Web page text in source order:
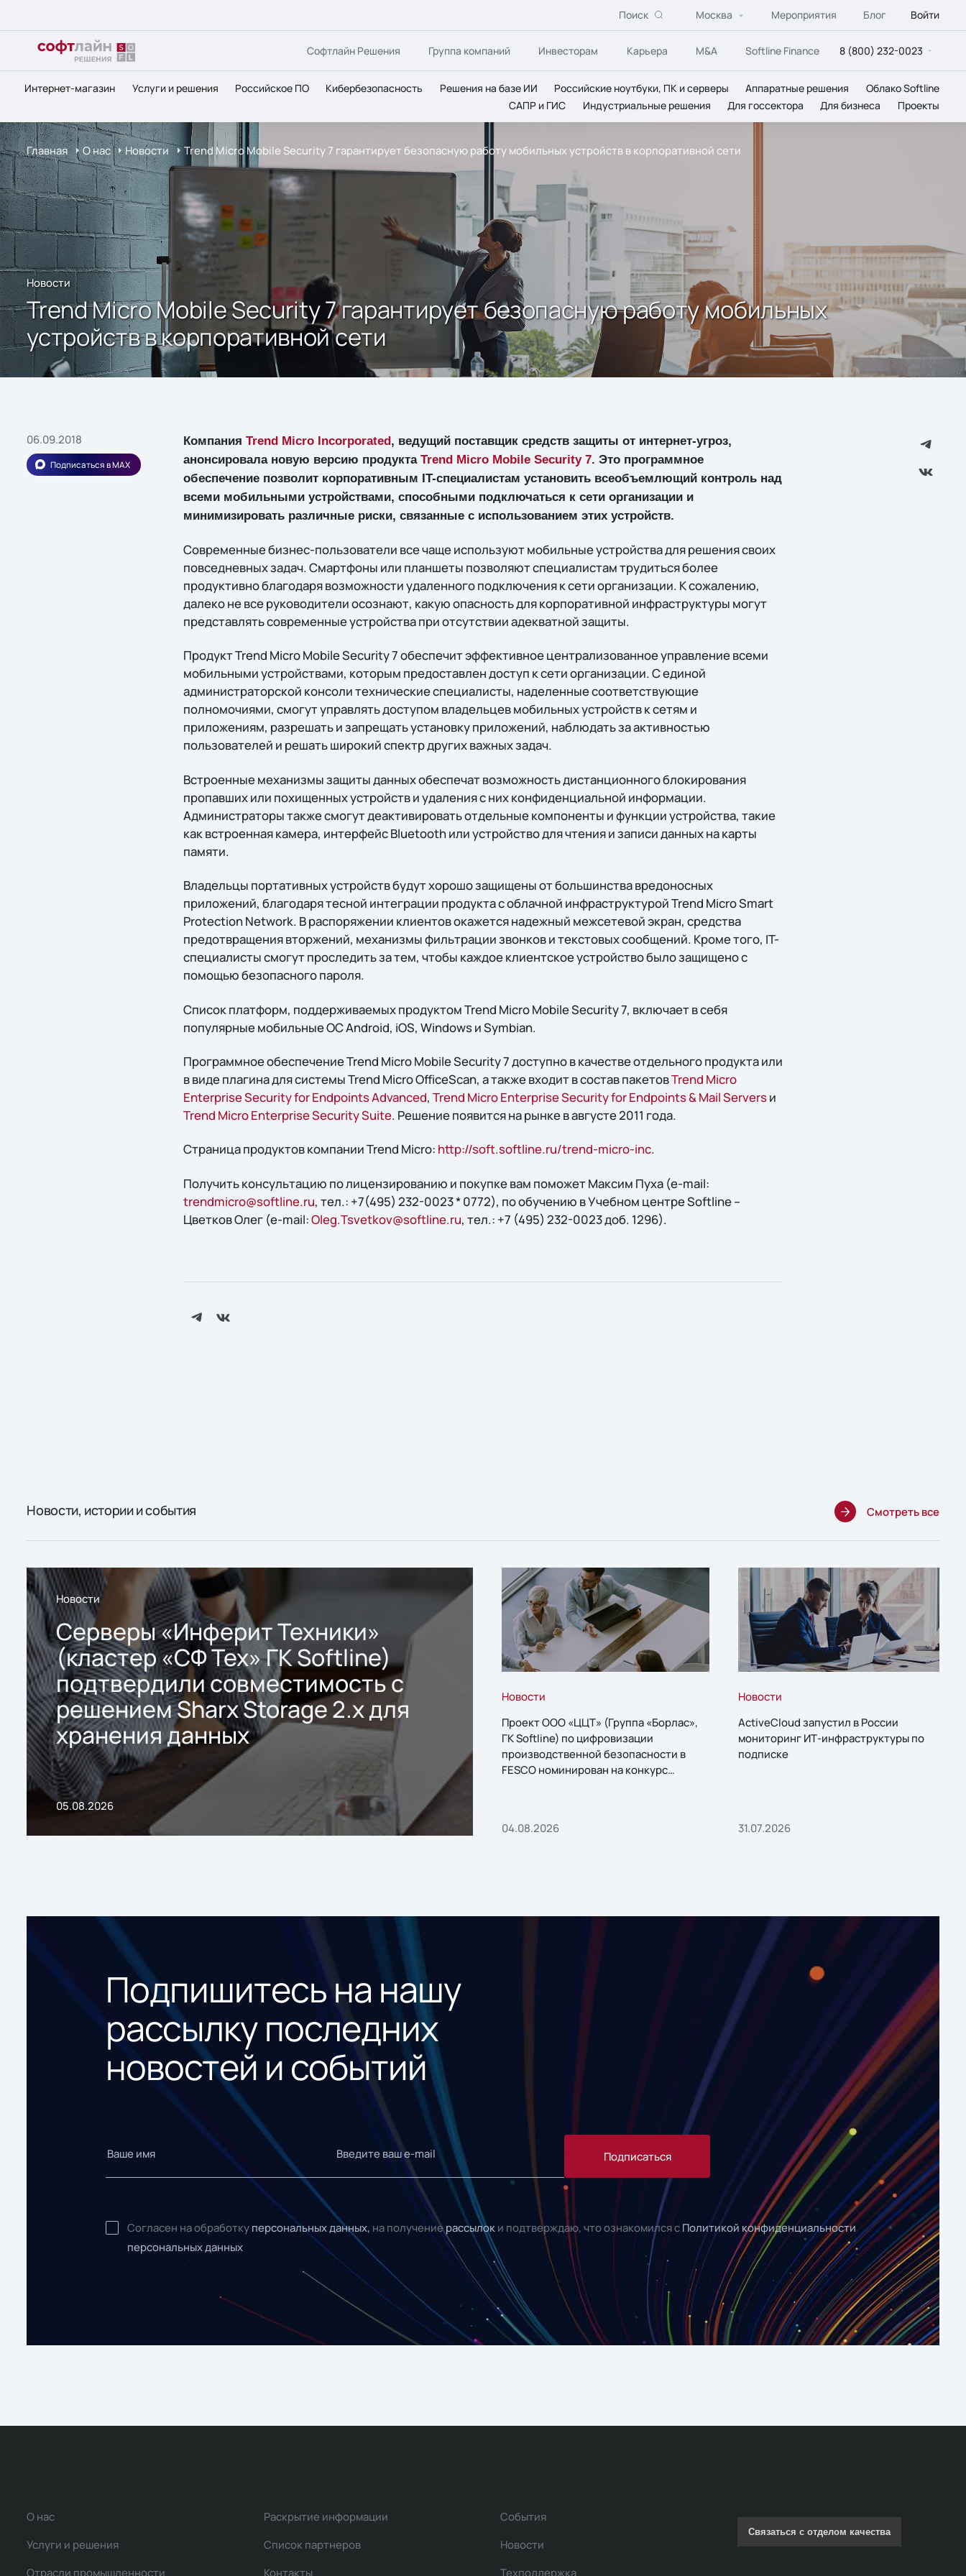
Поиск Москва Мероприятия Блог Войти
Софтлайн Решения Группа компаний Инвесторам Карьера M&A Softline Finance 8 (800) 232-0023
Интернет-магазин Услуги и решения Российское ПО Кибербезопасность Решения на базе ИИ Российские ноутбуки, ПК и серверы Аппаратные решения
Облако Softline
САПР и ГИС
Индустриальные решения Для госсектора Для бизнеса Проекты
Главная О нас Новости Trend Micro Mobile Security 7 гарантирует безопасную работу мобильных устройств в корпоративной сети
Новости
Trend Micro Mobile Security 7 гарантирует безопасную работу мобильных
устройств в корпоративной сети
06.09.2018
Подписаться в MAX
Компания Trend Micro Incorporated, ведущий поставщик средств защиты от интернет-угроз,
анонсировала новую версию продукта Trend Micro Mobile Security 7. Это программное
обеспечение позволит корпоративным IT-специалистам установить всеобъемлющий контроль над
всеми мобильными устройствами, способными подключаться к сети организации и
минимизировать различные риски, связанные с использованием этих устройств.
Современные бизнес-пользователи все чаще используют мобильные устройства для решения своих
повседневных задач. Смартфоны или планшеты позволяют специалистам трудиться более
продуктивно благодаря возможности удаленного подключения к сети организации. К сожалению,
далеко не все руководители осознают, какую опасность для корпоративной инфраструктуры могут
представлять современные устройства при отсутствии адекватной защиты.
Продукт Trend Micro Mobile Security 7 обеспечит эффективное централизованное управление всеми
мобильными устройствами, которым предоставлен доступ к сети организации. С единой
администраторской консоли технические специалисты, наделенные соответствующие
полномочиями, смогут управлять доступом владельцев мобильных устройств к сетям и
приложениям, разрешать и запрещать установку приложений, наблюдать за активностью
пользователей и решать широкий спектр других важных задач.
Встроенные механизмы защиты данных обеспечат возможность дистанционного блокирования
пропавших или похищенных устройств и удаления с них конфиденциальной информации.
Администраторы также смогут деактивировать отдельные компоненты и функции устройства, такие
как встроенная камера, интерфейс Bluetooth или устройство для чтения и записи данных на карты
памяти.
Владельцы портативных устройств будут хорошо защищены от большинства вредоносных
приложений, благодаря тесной интеграции продукта с облачной инфраструктурой Trend Micro Smart
Protection Network. В распоряжении клиентов окажется надежный межсетевой экран, средства
предотвращения вторжений, механизмы фильтрации звонков и текстовых сообщений. Кроме того, IT-
специалисты смогут проследить за тем, чтобы каждое клиентское устройство было защищено с
помощью безопасного пароля.
Список платформ, поддерживаемых продуктом Trend Micro Mobile Security 7, включает в себя
популярные мобильные ОС Android, iOS, Windows и Symbian.
Программное обеспечение Trend Micro Mobile Security 7 доступно в качестве отдельного продукта или
в виде плагина для системы Trend Micro OfficeScan, а также входит в состав пакетовTrend Micro
Enterprise Security for Endpoints Advanced, Trend Micro Enterprise Security for Endpoints & Mail Serversи
Trend Micro Enterprise Security Suite. Решение появится на рынке в августе 2011 года.
Страница продуктов компании Trend Micro: http://soft.softline.ru/trend-micro-inc.
Получить конcультацию по лицензированию и покупке вам поможет Максим Пуха (e-mail:
trendmicro@softline.ru, тел.: +7(495) 232-0023 * 0772), по обучению в Учебном центре Softline –
Цветков Олег (e-mail:Oleg.Tsvetkov@softline.ru, тел.: +7 (495) 232-0023 доб. 1296).
Новости, истории и события Смотреть все
Новости
Серверы «Инферит Техники»
(кластер «СФ Тех» ГК Softline)
подтвердили совместимость с
решением Sharx Storage 2.x для
хранения данных
05.08.2026
Новости
Проект ООО «ЦЦТ» (Группа «Борлас»,
ГК Softline) по цифровизации
производственной безопасности в
FESCO номинирован на конкурс
04.08.2026
Новости
ActiveCloud запустил в России
мониторинг ИТ-инфраструктуры по
подписке
31.07.2026
Подпишитесь на нашу
рассылку последних
новостей и событий
Подписаться
Согласен на обработку персональных данных, на получениерассылок и подтверждаю, что ознакомился с Политикой конфиденциальности
персональных данных
О нас
Услуги и решения
Отрасли промышленности
Раскрытие информации
Список партнеров
Контакты
События
Новости
Техподдержка
Связаться с отделом качества